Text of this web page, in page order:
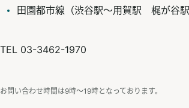
田園都市線（渋谷駅～用賀駅 梶が谷駅
TEL 03-3462-1970
お問い合わせ時間は9時〜19時となっております。